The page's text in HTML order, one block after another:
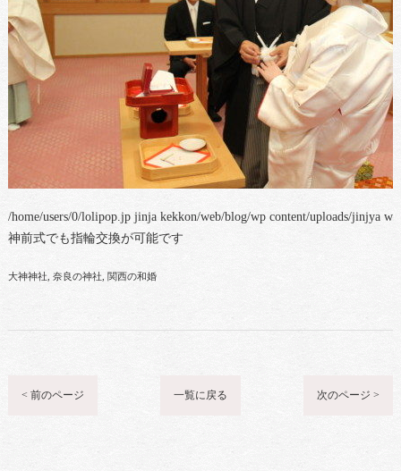
/home/users/0/lolipop.jp jinja kekkon/web/blog/wp content/uploads/jinjya
神前式でも指輪交換が可能です
大神神社 奈良の神社 関西の和婚
< 前のページ 一覧に戻る 次のページ >